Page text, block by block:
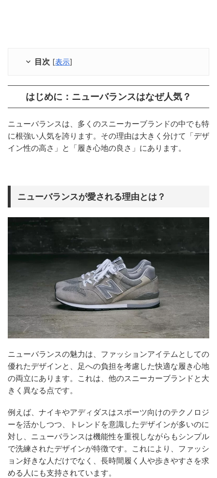
目次 [表示]
はじめに：ニューバランスはなぜ人気？
ニューバランスは、多くのスニーカーブランドの中でも特
に根強い人気を誇ります。その理由は大きく分けて「デザ
イン性の高さ」と「履き心地の良さ」にあります。
ニューバランスが愛される理由とは？
ニューバランスの魅力は、ファッションアイテムとしての
優れたデザインと、足への負担を考慮した快適な履き心地
の両立にあります。これは、他のスニーカーブランドと大
きく異なる点です。
例えば、ナイキやアディダスはスポーツ向けのテクノロジ
ーを活かしつつ、トレンドを意識したデザインが多いのに
対し、ニューバランスは機能性を重視しながらもシンプル
で洗練されたデザインが特徴です。これにより、ファッシ
ョン好きな人だけでなく、長時間履く人や歩きやすさを求
める人にも支持されています。